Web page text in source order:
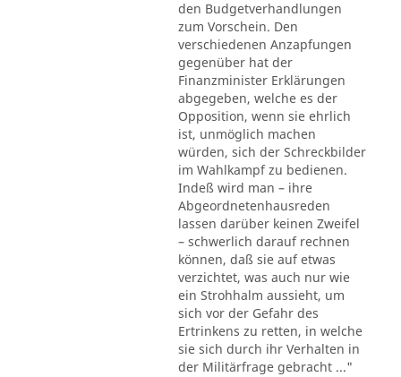
den Budgetverhandlungen
zum Vorschein. Den
verschiedenen Anzapfungen
gegenüber hat der
Finanzminister Erklärungen
abgegeben, welche es der
Opposition, wenn sie ehrlich
ist, unmöglich machen
würden, sich der Schreckbilder
im Wahlkampf zu bedienen.
Indeß wird man – ihre
Abgeordnetenhausreden
lassen darüber keinen Zweifel
– schwerlich darauf rechnen
können, daß sie auf etwas
verzichtet, was auch nur wie
ein Strohhalm aussieht, um
sich vor der Gefahr des
Ertrinkens zu retten, in welche
sie sich durch ihr Verhalten in
der Militärfrage gebracht ..."